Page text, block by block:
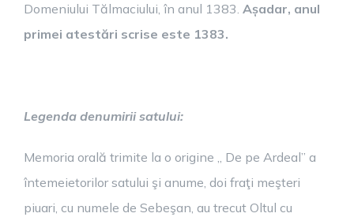
Domeniului Tălmaciului, în anul 1383. Așadar, anul
primei atestări scrise este 1383.
Legenda denumirii satului:
Memoria orală trimite la o origine „ De pe Ardeal” a
întemeietorilor satului şi anume, doi fraţi meşteri
piuari, cu numele de Sebeşan, au trecut Oltul cu